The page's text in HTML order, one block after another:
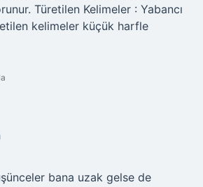
Türetilen Kelimeler : Yabancı
kelimeler küçük harfle
bana uzak gelse de